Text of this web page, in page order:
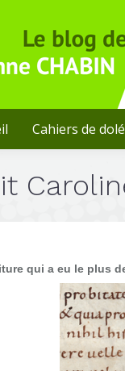
Cahiers de
qui a eu le plus